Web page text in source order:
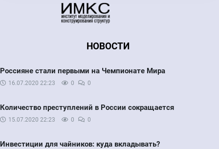
НОВОСТИ
Россияне стали первыми на Чемпионате Мира
16.07.2020 22:23 0 0
Количество преступлений в России сокращается
15.07.2020 22:23 0 0
Инвестиции для чайников: куда вкладывать?